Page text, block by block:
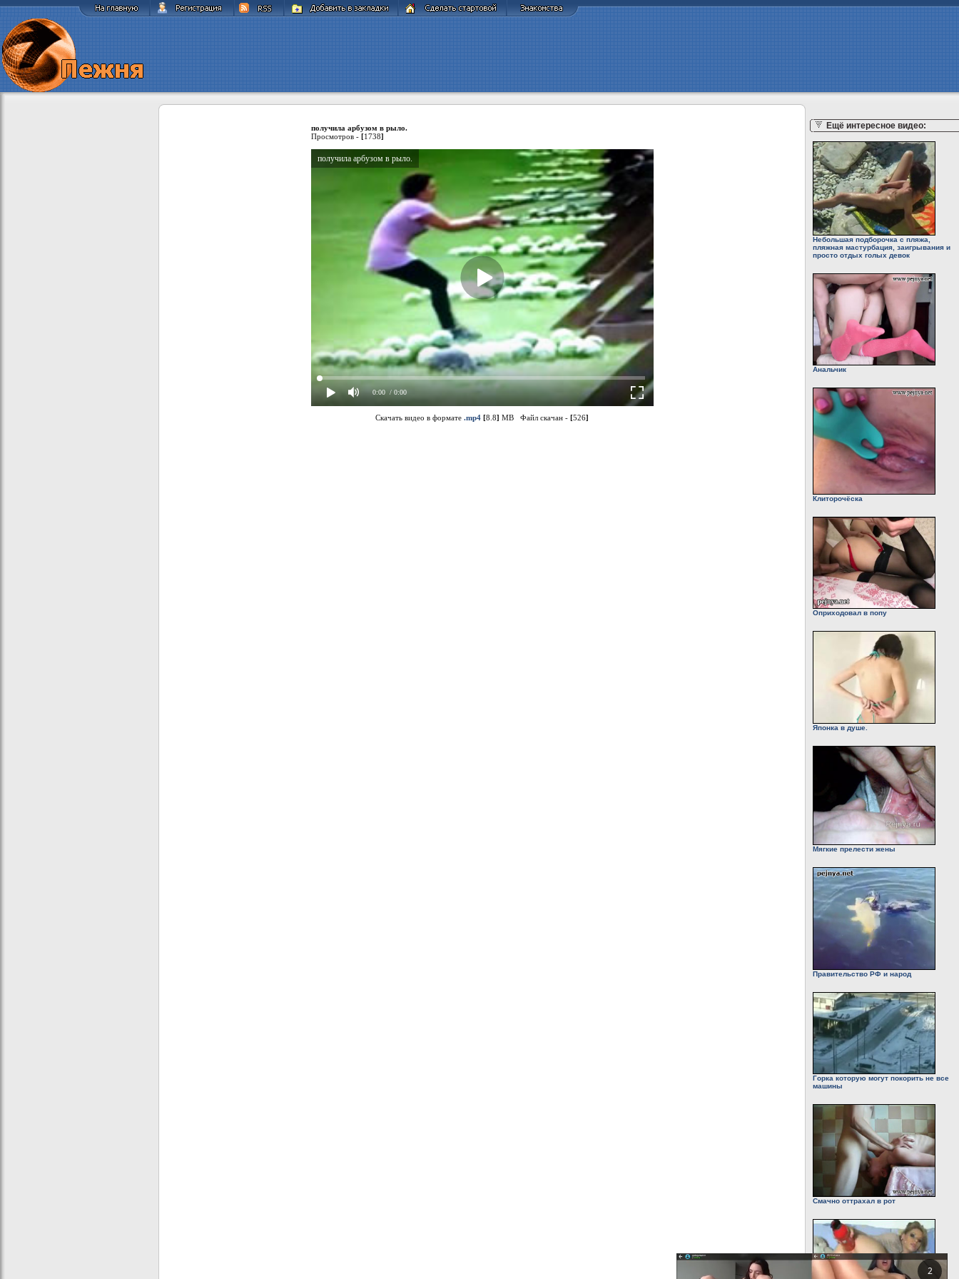
получила арбузом в рыло.
Просмотров - [1738]
получила арбузом в рыло.
0:00 / 0:00
Скачать видео в формате .mp4 [8.8] MB Файл скачан - [526]
Ещё интересное видео:
Небольшая подборочка с пляжа,
пляжная мастурбация, заигрывания и
просто отдых голых девок
Анальчик
Клиторочёска
Оприходовал в попу
Японка в душе.
Мягкие прелести жены
Правительство РФ и народ
Горка которую могут покорить не все
машины
Смачно оттрахал в рот
1